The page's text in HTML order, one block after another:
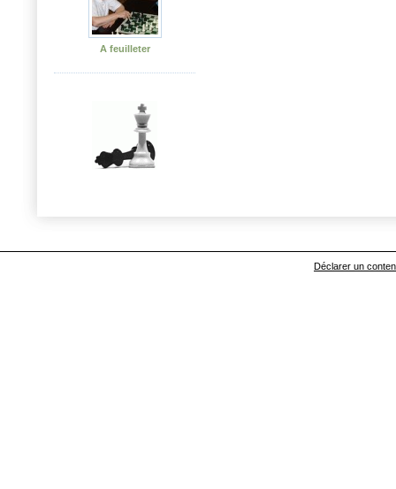
A feuilleter
Déclarer un